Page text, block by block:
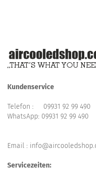
Kundenservice
Telefon : 09931 92 99 490
WhatsApp: 09931 92 99 490
Email :
Servicezeiten: